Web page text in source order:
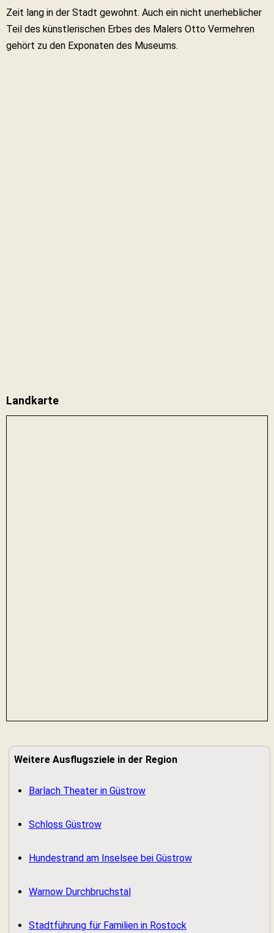
Zeit lang in der Stadt gewohnt. Auch ein nicht unerheblicher
Teil des künstlerischen Erbes des Malers Otto Vermehren
gehört zu den Exponaten des Museums.
Landkarte
Weitere Ausflugsziele in der Region
Barlach Theater in Güstrow
Schloss Güstrow
Hundestrand am Inselsee bei Güstrow
Warnow Durchbruchstal
Stadtführung für Familien in Rostock